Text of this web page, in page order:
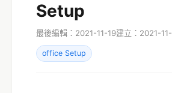
Setup
最後編輯：2021-11-19建立：2021-
office Setup